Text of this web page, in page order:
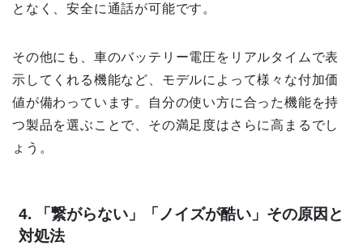
となく、安全に通話が可能です。
その他にも、車のバッテリー電圧をリアルタイムで表
示してくれる機能など、モデルによって様々な付加価
値が備わっています。自分の使い方に合った機能を持
つ製品を選ぶことで、その満足度はさらに高まるでし
ょう。
4. 「繋がらない」「ノイズが酷い」その原因と
対処法